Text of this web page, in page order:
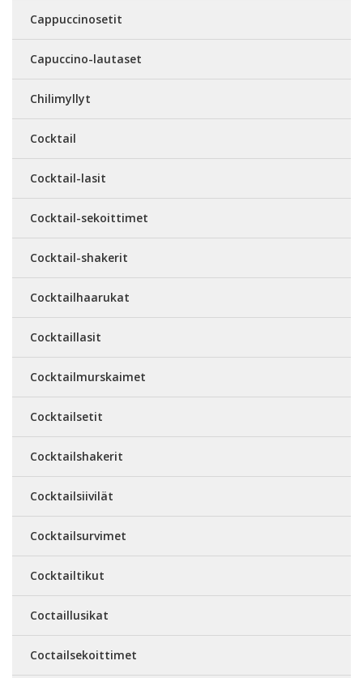
Cappuccinosetit
Capuccino-lautaset
Chilimyllyt
Cocktail
Cocktail-lasit
Cocktail-sekoittimet
Cocktail-shakerit
Cocktailhaarukat
Cocktaillasit
Cocktailmurskaimet
Cocktailsetit
Cocktailshakerit
Cocktailsiivilät
Cocktailsurvimet
Cocktailtikut
Coctaillusikat
Coctailsekoittimet